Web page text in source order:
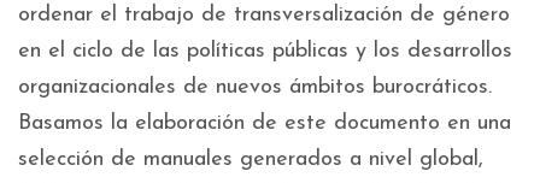
ordenar el trabajo de transversalización de género
en el ciclo de las políticas públicas y los desarrollos
organizacionales de nuevos ámbitos burocráticos.
Basamos la elaboración de este documento en una
selección de manuales generados a nivel global,